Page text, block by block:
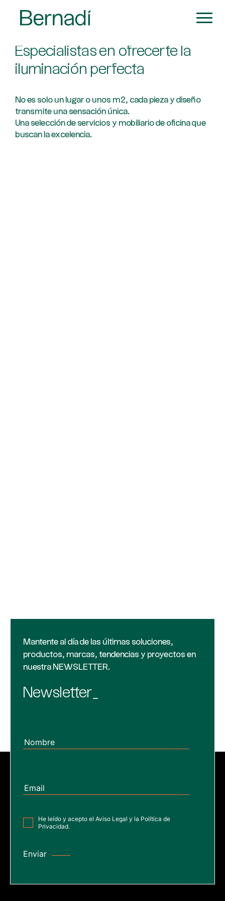
Especialistas en ofrecerte la
iluminación perfecta
No es solo un lugar o unos m2, cada pieza y diseño
transmite una sensación única.
Una selección de servicios y mobiliario de oficina que
buscan la excelencia.
Mantente al día de las últimas soluciones,
productos, marcas, tendencias y proyectos en
nuestra NEWSLETTER.
Newsletter_
He leído y acepto el Aviso Legal y la Política de
Privacidad.